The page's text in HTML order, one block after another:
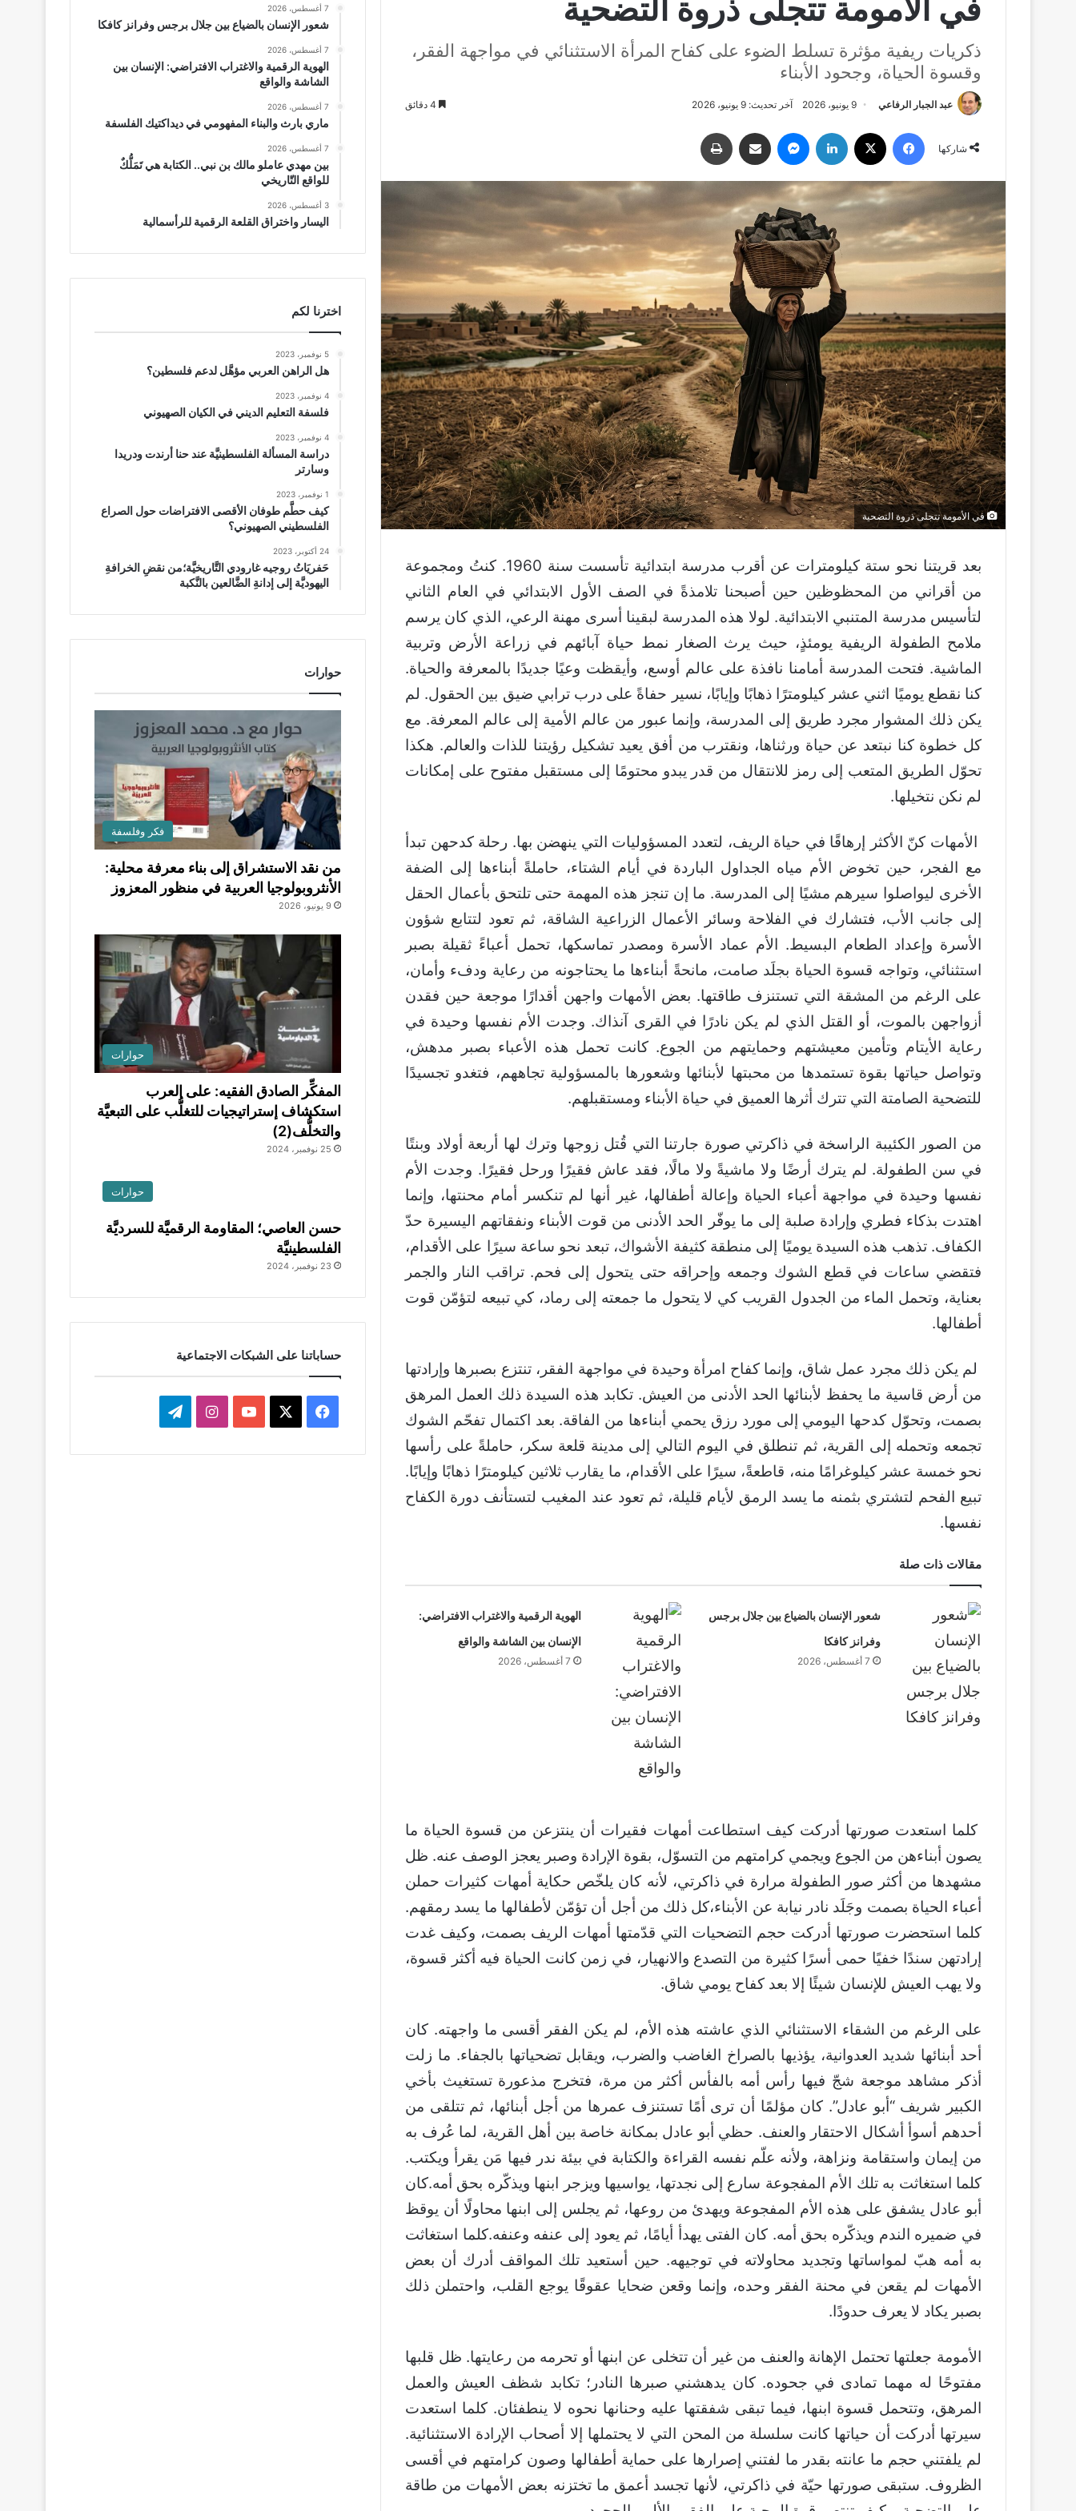
في الأمومة تتجلى ذروة التضحية
ذكريات ريفية مؤثرة تسلط الضوء على كفاح المرأة الاستثنائي في مواجهة الفقر،
وقسوة الحياة، وجحود الأبناء
عبد الجبار الرفاعي 9 يونيو، 2026 آخر تحديث: 9 يونيو، 2026
شاركها
فيسبوك لينكدإن ماسنجر مشاركة عبر البريد
في الأمومة تتجلى ذروة التضحية
بعد قريتنا نحو ستة كيلومترات عن أقرب مدرسة ابتدائية تأسست سنة 1960. كنتُ ومجموعة
من أقراني من المحظوظين حين أصبحنا تلامذةً في الصف الأول الابتدائي في العام الثاني
لتأسيس مدرسة المتنبي الابتدائية. لولا هذه المدرسة لبقينا أسرى مهنة الرعي، الذي كان يرسم
ملامح الطفولة الريفية يومئذٍ، حيث يرث الصغار نمط حياة آبائهم في زراعة الأرض وتربية
الماشية. فتحت المدرسة أمامنا نافذة على عالم أوسع، وأيقظت وعيًا جديدًا بالمعرفة والحياة.
كنا نقطع يوميًا اثني عشر كيلومترًا ذهابًا وإيابًا، نسير حفاةً على درب ترابي ضيق بين الحقول. لم
يكن ذلك المشوار مجرد طريق إلى المدرسة، وإنما عبور من عالم الأمية إلى عالم المعرفة. مع
كل خطوة كنا نبتعد عن حياة ورثناها، ونقترب من أفق يعيد تشكيل رؤيتنا للذات والعالم. هكذا
تحوّل الطريق المتعب إلى رمز للانتقال من قدر يبدو محتومًا إلى مستقبل مفتوح على إمكانات
لم نكن نتخيلها.
الأمهات كنّ الأكثر إرهاقًا في حياة الريف، لتعدد المسؤوليات التي ينهضن بها. رحلة كدحهن تبدأ
مع الفجر، حين تخوض الأم مياه الجداول الباردة في أيام الشتاء، حاملةً أبناءها إلى الضفة
الأخرى ليواصلوا سيرهم مشيًا إلى المدرسة. ما إن تنجز هذه المهمة حتى تلتحق بأعمال الحقل
إلى جانب الأب، فتشارك في الفلاحة وسائر الأعمال الزراعية الشاقة، ثم تعود لتتابع شؤون
الأسرة وإعداد الطعام البسيط. الأم عماد الأسرة ومصدر تماسكها، تحمل أعباءً ثقيلة بصبر
استثنائي، وتواجه قسوة الحياة بجلَد صامت، مانحةً أبناءها ما يحتاجونه من رعاية ودفء وأمان،
على الرغم من المشقة التي تستنزف طاقتها. بعض الأمهات واجهن أقدارًا موجعة حين فقدن
أزواجهن بالموت، أو القتل الذي لم يكن نادرًا في القرى آنذاك. وجدت الأم نفسها وحيدة في
رعاية الأيتام وتأمين معيشتهم وحمايتهم من الجوع. كانت تحمل هذه الأعباء بصبر مدهش،
وتواصل حياتها بقوة تستمدها من محبتها لأبنائها وشعورها بالمسؤولية تجاههم، فتغدو تجسيدًا
للتضحية الصامتة التي تترك أثرها العميق في حياة الأبناء ومستقبلهم.
من الصور الكئيبة الراسخة في ذاكرتي صورة جارتنا التي قُتل زوجها وترك لها أربعة أولاد وبنتًا
في سن الطفولة. لم يترك أرضًا ولا ماشيةً ولا مالًا، فقد عاش فقيرًا ورحل فقيرًا. وجدت الأم
نفسها وحيدة في مواجهة أعباء الحياة وإعالة أطفالها، غير أنها لم تنكسر أمام محنتها، وإنما
اهتدت بذكاء فطري وإرادة صلبة إلى ما يوفّر الحد الأدنى من قوت الأبناء ونفقاتهم اليسيرة حدّ
الكفاف. تذهب هذه السيدة يوميًا إلى منطقة كثيفة الأشواك، تبعد نحو ساعة سيرًا على الأقدام،
فتقضي ساعات في قطع الشوك وجمعه وإحراقه حتى يتحول إلى فحم. تراقب النار والجمر
بعناية، وتحمل الماء من الجدول القريب كي لا يتحول ما جمعته إلى رماد، كي تبيعه لتؤمّن قوت
أطفالها.
لم يكن ذلك مجرد عمل شاق، وإنما كفاح امرأة وحيدة في مواجهة الفقر، تنتزع بصبرها وإرادتها
من أرض قاسية ما يحفظ لأبنائها الحد الأدنى من العيش. تكابد هذه السيدة ذلك العمل المرهق
بصمت، وتحوّل كدحها اليومي إلى مورد رزق يحمي أبناءها من الفاقة. بعد اكتمال تفحّم الشوك
تجمعه وتحمله إلى القرية، ثم تنطلق في اليوم التالي إلى مدينة قلعة سكر، حاملةً على رأسها
نحو خمسة عشر كيلوغرامًا منه، قاطعةً، سيرًا على الأقدام، ما يقارب ثلاثين كيلومترًا ذهابًا وإيابًا.
تبيع الفحم لتشتري بثمنه ما يسد الرمق لأيام قليلة، ثم تعود عند المغيب لتستأنف دورة الكفاح
نفسها.
مقالات ذات صلة
شعور الإنسان بالضياع بين جلال برجس
وفرانز كافكا
7 أغسطس، 2026
الهوية الرقمية والاغتراب الافتراضي:
الإنسان بين الشاشة والواقع
7 أغسطس، 2026
كلما استعدت صورتها أدركت كيف استطاعت أمهات فقيرات أن ينتزعن من قسوة الحياة ما
يصون أبناءهن من الجوع ويجمي كرامتهم من التسوّل، بقوة الإرادة وصبر يعجز الوصف عنه. ظل
مشهدها من أكثر صور الطفولة مرارة في ذاكرتي، لأنه كان يلخّص حكاية أمهات كثيرات حملن
أعباء الحياة بصمت وجَلَد نادر نيابة عن الأبناء،كل ذلك من أجل أن تؤمّن لأطفالها ما يسد رمقهم.
كلما استحضرت صورتها أدركت حجم التضحيات التي قدّمتها أمهات الريف بصمت، وكيف غدت
إرادتهن سندًا خفيًا حمى أسرًا كثيرة من التصدع والانهيار، في زمن كانت الحياة فيه أكثر قسوة،
ولا يهب العيش للإنسان شيئًا إلا بعد كفاح يومي شاق.
على الرغم من الشقاء الاستثنائي الذي عاشته هذه الأم، لم يكن الفقر أقسى ما واجهته. كان
أحد أبنائها شديد العدوانية، يؤذيها بالصراخ الغاضب والضرب، ويقابل تضحياتها بالجفاء. ما زلت
أذكر مشاهد موجعة شجّ فيها رأس أمه بالفأس أكثر من مرة، فتخرج مذعورة تستغيث بأخي
الكبير شريف “أبو عادل”. كان مؤلمًا أن ترى أمًا تستنزف عمرها من أجل أبنائها، ثم تتلقى من
أحدهم أسوأ أشكال الاحتقار والعنف. حظي أبو عادل بمكانة خاصة بين أهل القرية، لما عُرف به
من إيمان واستقامة ونزاهة، ولأنه علّم نفسه القراءة والكتابة في بيئة ندر فيها مَن يقرأ ويكتب.
كلما استغاثت به تلك الأم المفجوعة سارع إلى نجدتها، يواسيها ويزجر ابنها ويذكّره بحق أمه.كان
أبو عادل يشفق على هذه الأم المفجوعة ويهدئ من روعها، ثم يجلس إلى ابنها محاولًا أن يوقظ
في ضميره الندم ويذكّره بحق أمه. كان الفتى يهدأ أيامًا، ثم يعود إلى عنفه وعنفه.كلما استغاثت
به أمه هبّ لمواساتها وتجديد محاولاته في توجيهه. حين أستعيد تلك المواقف أدرك أن بعض
الأمهات لم يقعن في محنة الفقر وحده، وإنما وقعن ضحايا عقوقًا يوجع القلب، واحتملن ذلك
بصبر يكاد لا يعرف حدودًا.
الأمومة جعلتها تحتمل الإهانة والعنف من غير أن تتخلى عن ابنها أو تحرمه من رعايتها. ظل قلبها
مفتوحًا له مهما تمادى في جحوده. كان يدهشني صبرها النادر؛ تكابد شظف العيش والعمل
المرهق، وتتحمل قسوة ابنها، فيما تبقى شفقتها عليه وحنانها نحوه لا ينطفئان. كلما استعدت
سيرتها أدركت أن حياتها كانت سلسلة من المحن التي لا يحتملها إلا أصحاب الإرادة الاستثنائية.
لم يلفتني حجم ما عانته بقدر ما لفتني إصرارها على حماية أطفالها وصون كرامتهم في أقسى
الظروف. ستبقى صورتها حيّة في ذاكرتي، لأنها تجسد أعمق ما تختزنه بعض الأمهات من طاقة
7 أغسطس، 2026
شعور الإنسان بالضياع بين جلال برجس وفرانز كافكا
7 أغسطس، 2026
الهوية الرقمية والاغتراب الافتراضي: الإنسان بين
الشاشة والواقع
7 أغسطس، 2026
ماري بارث والبناء المفهومي في ديداكتيك الفلسفة
7 أغسطس، 2026
بين مهدي عاملو مالك بن نبي.. الكتابة هي تَمَلُّكٌ
للواقع التّاريخي
3 أغسطس، 2026
اليسار واختراق القلعة الرقمية للرأسمالية
اخترنا لكم
5 نوفمبر، 2023
هل الراهن العربي مؤهَّل لدعم فلسطين؟
4 نوفمبر، 2023
فلسفة التعليم الديني في الكيان الصهيوني
4 نوفمبر، 2023
دراسة المسألة الفلسطينيَّة عند حنا أرندت ودريدا
وسارتر
1 نوفمبر، 2023
كيف حطَّم طوفان الأقصى الافتراضات حول الصراع
الفلسطيني الصهيوني؟
24 أكتوبر، 2023
حَفريَاتُ روجيه غارودي التَّاريخيَّة؛من نقضِ الخرافةِ
اليهوديَّة إلى إدانةِ الضَّالعين بالنَّكبة
حوارات
فكر وفلسفة
من نقد الاستشراق إلى بناء معرفة محلية:
الأنثروبولوجيا العربية في منظور المعزوز
9 يونيو، 2026
حوارات
المفكِّر الصادق الفقيه: على العرب
استكشاف إستراتيجيات للتغلُّب على التبعيَّة
والتخلُّف(2)
25 نوفمبر، 2024
حوارات
حسن العاصي؛ المقاومة الرقميَّة للسرديَّة
الفلسطينيَّة
23 نوفمبر، 2024
حساباتنا على الشبكات الاجتماعية
فيسبوك ‫YouTubeانستقرامتيلقرام